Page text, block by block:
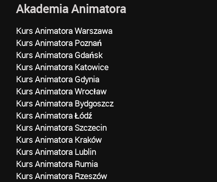
Akademia Animatora
Kurs Animatora Warszawa
Kurs Animatora Poznań
Kurs Animatora Gdańsk
Kurs Animatora Katowice
Kurs Animatora Gdynia
Kurs Animatora Wrocław
Kurs Animatora Bydgoszcz
Kurs Animatora Łódź
Kurs Animatora Szczecin
Kurs Animatora Kraków
Kurs Animatora Lublin
Kurs Animatora Rumia
Kurs Animatora Rzeszów